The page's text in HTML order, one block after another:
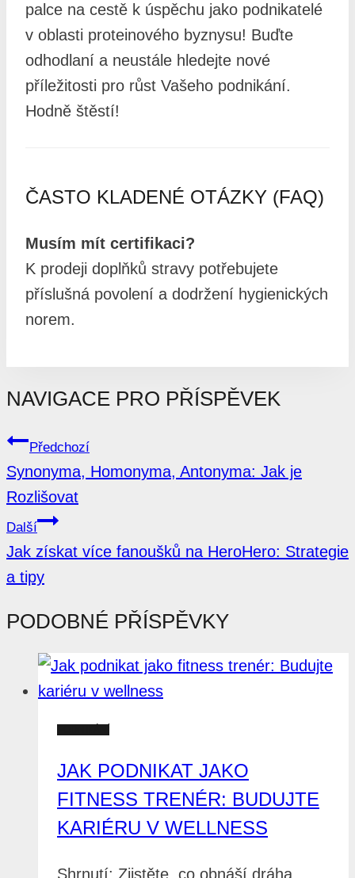
palce na cestě k úspěchu jako podnikatelé
v oblasti proteinového byznysu! Buďte
odhodlaní a neustále hledejte nové
příležitosti pro růst Vašeho podnikání.
Hodně štěstí!
ČASTO KLADENÉ OTÁZKY (FAQ)
Musím mít certifikaci?
K prodeji doplňků stravy potřebujete
příslušná povolení a dodržení hygienických
norem.
NAVIGACE PRO PŘÍSPĚVEK
Předchozí
Synonyma, Homonyma, Antonyma: Jak je
Rozlišovat
Další
Jak získat více fanoušků na HeroHero: Strategie
a tipy
PODOBNÉ PŘÍSPĚVKY
JAK PODNIKAT JAKO
FITNESS TRENÉR: BUDUJTE
KARIÉRU V WELLNESS
Shrnutí: Zjistěte, co obnáší dráha